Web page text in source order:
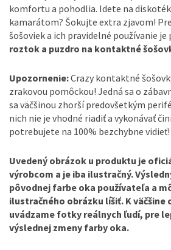
komfortu a pohodlia. Idete na
kamarátom? Šokujte extra zjavom!
šošoviek a ich pravidelné používanie
roztok a puzdro na kontaktné
Upozornenie:Crazy kontaktné
zrakovou pomôckou! Jedná sa o
sa väčšinou zhorší predovšetkým
nich nie je vhodné riadiť a vykonávať
potrebujete na 100% bezchybne vidieť!
Uvedený obrázok u produktu je
výrobcom a je iba ilustračný.
pôvodnej farbe oka používateľa a
ilustračného obrázku líšiť. K väčšine
uvádzame fotky reálnych ľudí, pre
výslednej zmeny farby oka.